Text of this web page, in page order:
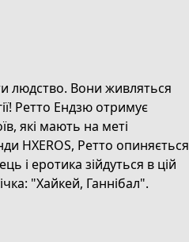
людство. Вони живляться
Ретто Ендзю отримує
які мають на меті
HXEROS, Ретто опиняється
і еротика зійдуться в цій
"Хайкей, Ганнібал".